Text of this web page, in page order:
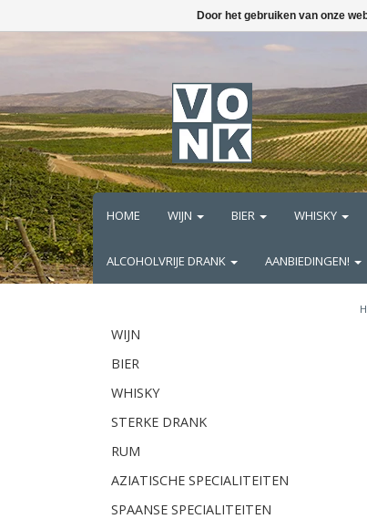
HOME WIJN BIER WHISKY
ALCOHOLVRIJE DRANK AANBIEDINGEN!
WIJN
BIER
WHISKY
STERKE DRANK
RUM
AZIATISCHE SPECIALITEITEN
SPAANSE SPECIALITEITEN
Door het gebruiken van onze